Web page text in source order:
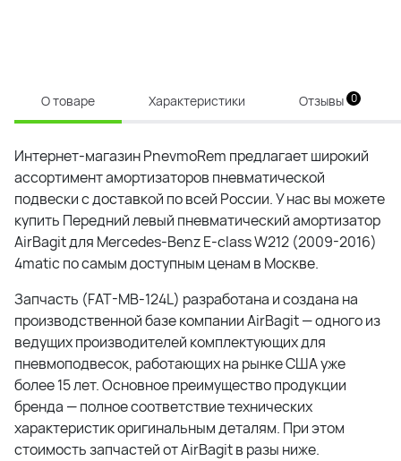
О товаре Характеристики Отзывы 0
Интернет-магазин PnevmoRem предлагает широкий
ассортимент амортизаторов пневматической
подвески с доставкой по всей России. У нас вы можете
купить Передний левый пневматический амортизатор
AirBagit для Mercedes-Benz E-class W212 (2009-2016)
4maticпо самым доступным ценам в Москве.
Запчасть (FAT-MB-124L) разработана и создана на
производственной базе компании AirBagit — одного из
ведущих производителей комплектующих для
пневмоподвесок, работающих на рынке США уже
более 15 лет. Основное преимущество продукции
бренда — полное соответствие технических
характеристик оригинальным деталям. При этом
стоимость запчастей от AirBagit в разы ниже.